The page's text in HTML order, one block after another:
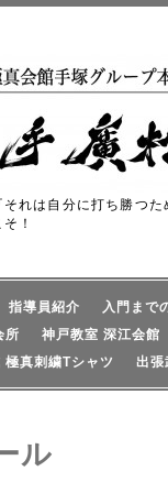
それは自分に打ち勝つ
！
指導員紹介 入門まで
所 神戸教室 深江会館
極真刺繍Tシャツ 出張
ル